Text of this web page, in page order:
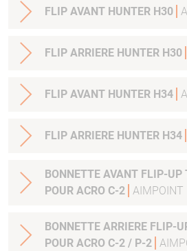
FLIP AVANT HUNTER H30
FLIP ARRIERE HUNTER H30
FLIP AVANT HUNTER H34
FLIP ARRIERE HUNTER H34
BONNETTE AVANT FLIP-UP
POUR ACRO C-2 AIMPOINT
BONNETTE ARRIERE FLIP-
POUR ACRO C-2 / P-2